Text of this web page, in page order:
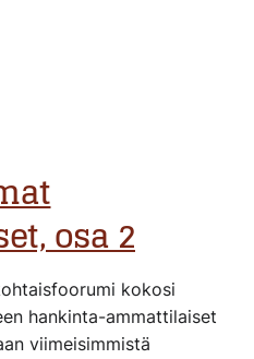
osa 2
kokosi
hankinta-ammattilaiset
viimeisimmistä